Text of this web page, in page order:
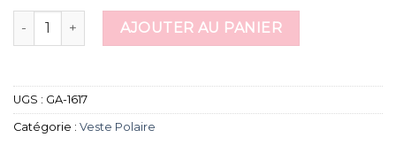
quantité de veste polaireAJOUTER AU PANIER
UGS : GA-1617
Catégorie : Veste Polaire